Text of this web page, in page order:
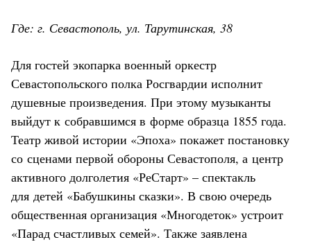
Где: г. Севастополь, ул. Тарутинская, 38
Для гостей экопарка военный оркестр
Севастопольского полка Росгвардии исполнит
душевные произведения. При этому музыканты
выйдут к собравшимся в форме образца 1855 года.
Театр живой истории «Эпоха» покажет постановку
со сценами первой обороны Севастополя, а центр
активного долголетия «РеСтарт» – спектакль
для детей «Бабушкины сказки». В свою очередь
общественная организация «Многодеток» устроит
«Парад счастливых семей». Также заявлена